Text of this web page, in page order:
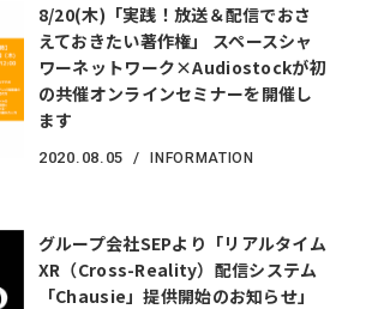
8/20(木)「実践！放送＆配信でおさ
えておきたい著作権」 スペースシャ
ワーネットワーク×Audiostockが初
の共催オンラインセミナーを開催し
ます
2020. 08.05 INFORMATION
グループ会社SEPより「リアルタイム
XR（Cross-Reality）配信システム
「Chausie」提供開始のお知らせ」